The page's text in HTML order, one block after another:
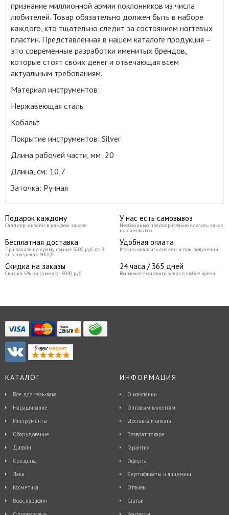
признание миллионной армии поклонников из числа
любителей. Товар обязательно должен быть в наборе
каждого, кто тщательно следит за состоянием ногтевых
пластин. Представленная в нашем каталоге продукция –
это современные разработки именитых брендов,
которые стоят своих денег и отвечающая всем
актуальным требованиям.
Материал инструментов:
Нержавеющая сталь
Кобальт
Покрытие инструментов: Silver
Длина рабочей части, мм: 20
Длина, см: 10,7
Заточка: Ручная
Подарок каждому
Слайдер-дизайн в каждом заказе
У нас есть самовывоз
Необходимо предварительно сделать заказ
на самовывоз
Бесплатная доставка
При заказе на сумму свыше 5000 руб до 3
кг в пределах МКАД
Удобная оплата
Можно оплатить онлайн и при получении
Скидка на заказы
Скидка 5% на сумму от 5000 руб
24 часа / 365 дней
Вы можете оставить заказ в любое время
КАТАЛОГ
Все для гель-лака
Наращивание
Инструменты
Оборудование
Дизайн
Средства
Лаки
Косметика
Воск, парафин
ИНФОРМАЦИЯ
О компании
Оптовым клиентам
Доставка и оплата
Возврат товара
Гарантия
Оферта
Сертификаты и лицензии
Отзывы
Статьи